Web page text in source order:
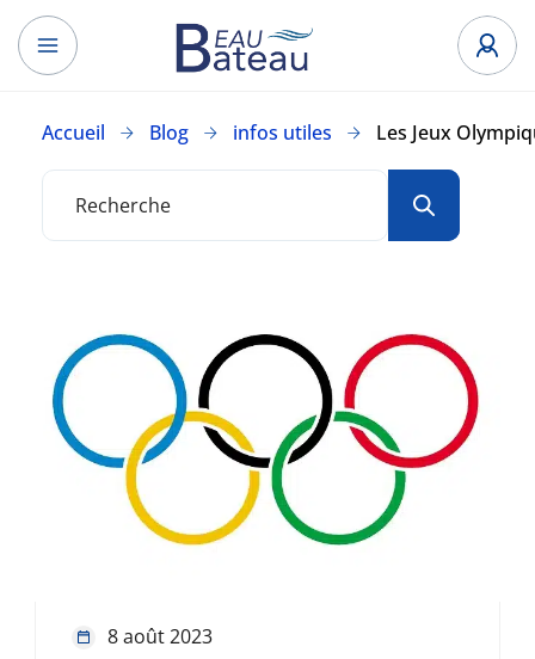
Accueil Blog infos utiles Les Jeux
8 août 2023